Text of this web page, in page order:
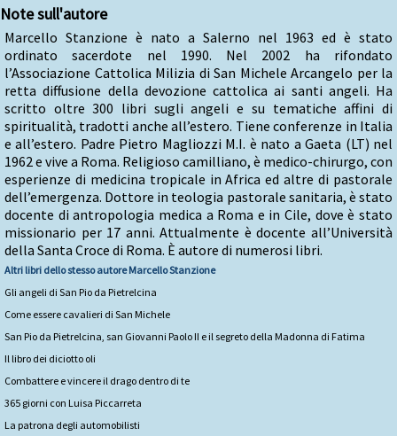
Note sull'autore
Marcello Stanzione è nato a Salerno nel 1963 ed è stato
ordinato sacerdote nel 1990. Nel 2002 ha rifondato
l’Associazione Cattolica Milizia di San Michele Arcangelo per la
retta diffusione della devozione cattolica ai santi angeli. Ha
scritto oltre 300 libri sugli angeli e su tematiche affini di
spiritualità, tradotti anche all’estero. Tiene conferenze in Italia
e all’estero. Padre Pietro Magliozzi M.I. è nato a Gaeta (LT) nel
1962 e vive a Roma. Religioso camilliano, è medico-chirurgo, con
esperienze di medicina tropicale in Africa ed altre di pastorale
dell’emergenza. Dottore in teologia pastorale sanitaria, è stato
docente di antropologia medica a Roma e in Cile, dove è stato
missionario per 17 anni. Attualmente è docente all’Università
della Santa Croce di Roma. È autore di numerosi libri.
Altri libri dello stesso autoreMarcello Stanzione
Gli angeli di San Pio da Pietrelcina
Come essere cavalieri di San Michele
San Pio da Pietrelcina, san Giovanni Paolo II e il segreto della Madonna di Fatima
Il libro dei diciotto oli
Combattere e vincere il drago dentro di te
365 giorni con Luisa Piccarreta
La patrona degli automobilisti